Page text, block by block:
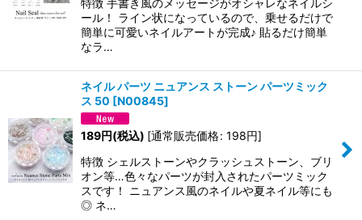
ール！ ライン状になっているので、乗せるだけで
簡単に可愛いネイルアートが完成♪ 貼るだけ簡単
なラ…
ネイル パーツ ニュアンス ストーン パーツミック
ス 50 [N00845]
189円(税込) [通常販売価格: 198円]
特徴 シェルストーンやクラッシュストーン、ブリ
オン等…色々なパーツが封入されたパーツミック
スです！ ニュアンス風のネイルや夏ネイル等にも
◎ ネ…